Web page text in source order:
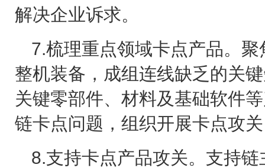
解决企业诉求。
7.梳理重点领域卡点产品。
整机装备，成组连线缺乏的关
关键零部件、材料及基础软件
链卡点问题，组织开展卡点攻
8.支持卡点产品攻关。支持